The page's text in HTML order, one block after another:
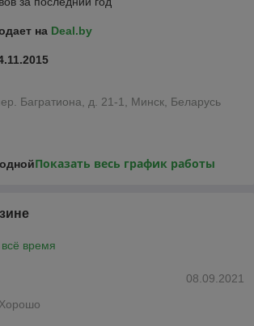
на Deal.by
Багратиона, д. 21-1, Минск, Беларусь
Показать весь график работы
время
08.09.2021
Хорошо